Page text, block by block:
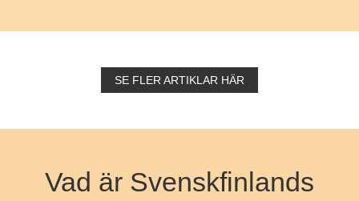
SE FLER ARTIKLAR HÄR
Vad är Svenskfinlands